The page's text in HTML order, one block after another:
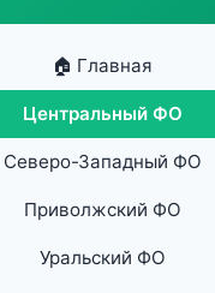
🏠 Главная
Центральный ФО
Северо-Западный ФО
Приволжский ФО
Уральский ФО